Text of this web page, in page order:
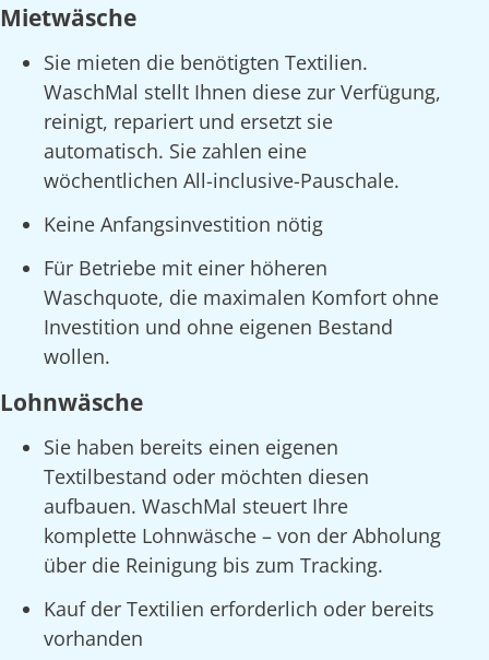
Mietwäsche
Sie mieten die benötigten Textilien.
WaschMal stellt Ihnen diese zur Verfügung,
reinigt, repariert und ersetzt sie
automatisch. Sie zahlen eine
wöchentlichen All-inclusive-Pauschale.
Keine Anfangsinvestition nötig
Für Betriebe mit einer höheren
Waschquote, die maximalen Komfort ohne
Investition und ohne eigenen Bestand
wollen.
Lohnwäsche
Sie haben bereits einen eigenen
Textilbestand oder möchten diesen
aufbauen. WaschMal steuert Ihre
komplette Lohnwäsche – von der Abholung
über die Reinigung bis zum Tracking.
Kauf der Textilien erforderlich oder bereits
vorhanden